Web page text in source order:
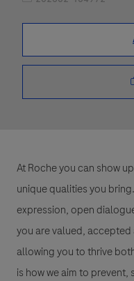
At Roche you can show
unique qualities you
expression, open
you are valued,
allowing you to thrive
is how we aim to